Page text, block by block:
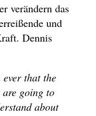
verändern das
und
Dennis
that the
are going to
about